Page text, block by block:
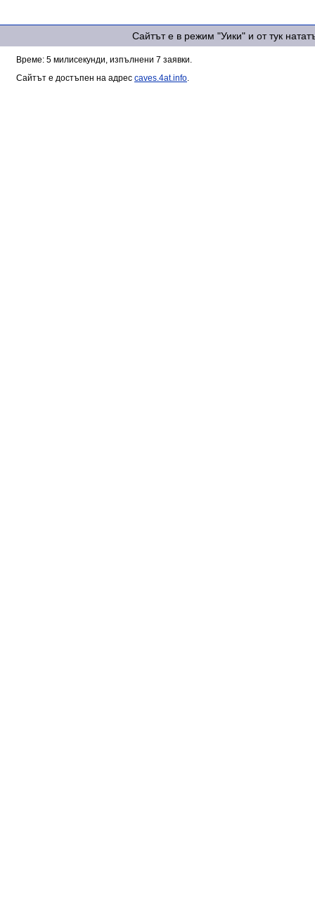
Сайтът е в режим "Уики" и от тук
Време: 5 милисекунди, изпълнени 7 заявки.
Сайтът е достъпен на адрес caves.4at.info.